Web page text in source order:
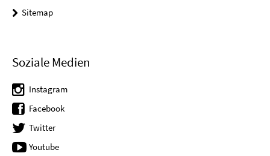
Sitemap
Soziale Medien
Instagram
Facebook
Twitter
Youtube